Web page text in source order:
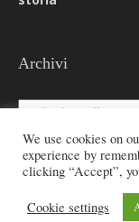
Archivi
Archivi
©
We use cookies on
experience by
clicking “Accept”,
Cookie settings